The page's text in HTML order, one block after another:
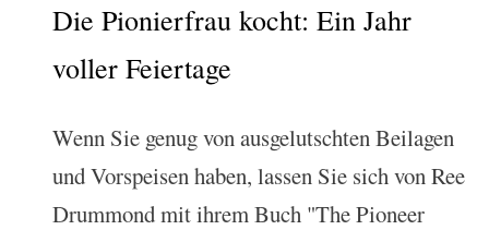
Die Pionierfrau kocht: Ein Jahr
voller Feiertage
Wenn Sie genug von ausgelutschten Beilagen
und Vorspeisen haben, lassen Sie sich von Ree
Drummond mit ihrem Buch "The Pioneer